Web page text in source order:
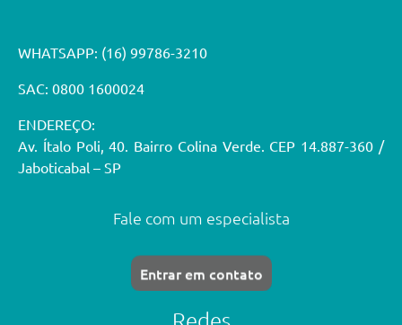
WHATSAPP: (16) 99786-3210
SAC: 0800 1600024
ENDEREÇO:
Av. Ítalo Poli, 40. Bairro Colina Verde. CEP 14.887-360 /
Jaboticabal – SP
Fale com um especialista
Entrar em contato
Redes